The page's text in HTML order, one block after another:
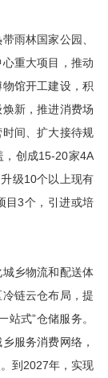
雨林国家公园、
重大项目，推动
馆开工建设，积
新，推进消费场
间、扩大接待规
，创成15-20家4A
级10个以上现有
目3个，引进或培
乡物流和配送体
链云仓布局，提
式”仓储服务。
服务消费网络，
到2027年，实现